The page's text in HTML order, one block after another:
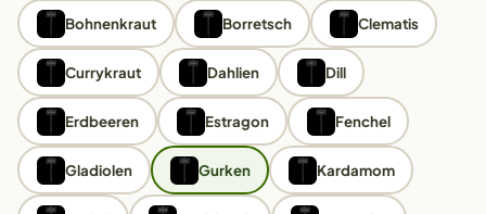
Bohnenkraut Borretsch Clematis
Currykraut Dahlien Dill
Erdbeeren Estragon Fenchel
Gladiolen Gurken Kardamom